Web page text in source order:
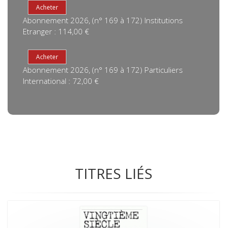
Abonnement 2026, (n° 169 à 172) Institutions
Etranger : 114,00 €
Abonnement 2026, (n° 169 à 172) Particuliers
International : 72,00 €
TITRES LIÉS